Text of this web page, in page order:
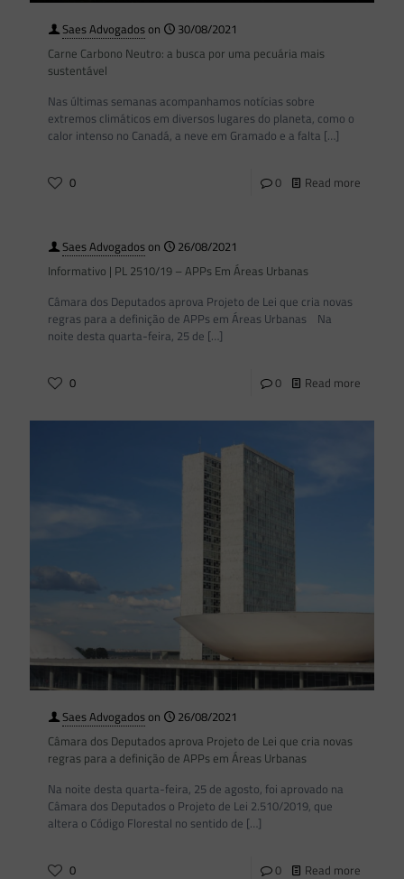
Saes Advogadoson
30/08/2021
Carne Carbono Neutro: a busca por uma pecuária mais
sustentável
Nas últimas semanas acompanhamos notícias sobre
extremos climáticos em diversos lugares do planeta, como o
calor intenso no Canadá, a neve em Gramado e a falta […]
0 0 Read more
Saes Advogadoson
26/08/2021
Informativo | PL 2510/19 – APPs Em Áreas Urbanas
Câmara dos Deputados aprova Projeto de Lei que cria novas
regras para a definição de APPs em Áreas Urbanas Na
noite desta quarta-feira, 25 de […]
0 0 Read more
Saes Advogadoson
26/08/2021
Câmara dos Deputados aprova Projeto de Lei que cria novas
regras para a definição de APPs em Áreas Urbanas
Na noite desta quarta-feira, 25 de agosto, foi aprovado na
Câmara dos Deputados o Projeto de Lei 2.510/2019, que
altera o Código Florestal no sentido de […]
0 0 Read more